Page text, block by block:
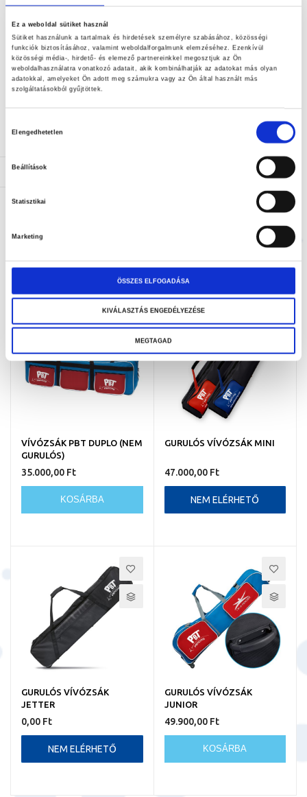
Ez a weboldal sütiket használ
Sütiket használunk a tartalmak és hirdetések személyre szabásához, közösségi
funkciók biztosításához, valamint weboldalforgalmunk elemzéséhez. Ezenkívül
közösségi média-, hirdető- és elemező partnereinkkel megosztjuk az Ön
weboldalhasználatra vonatkozó adatait, akik kombinálhatják az adatokat más olyan
adatokkal, amelyeket Ön adott meg számukra vagy az Ön által használt más
szolgáltatásokból gyűjtöttek.
Elengedhetetlen
Beállítások
Statisztikai
Marketing
ÖSSZES ELFOGADÁSA
KIVÁLASZTÁS ENGEDÉLYEZÉSE
MEGTAGAD
VÍVÓZSÁK TYPTOP GRAND
VÍVÓZSÁK PBT DUPLO (NEM
GURULÓS)
35.000,00 Ft
KOSÁRBA
GURULÓS VÍVÓZSÁK MINI
47.000,00 Ft
NEM ELÉRHETŐ
GURULÓS VÍVÓZSÁK
JETTER
0,00 Ft
NEM ELÉRHETŐ
GURULÓS VÍVÓZSÁK
JUNIOR
49.900,00 Ft
KOSÁRBA